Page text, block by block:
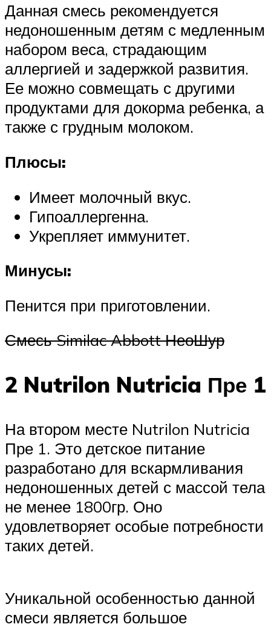
Данная смесь рекомендуется
недоношенным детям с медленным
набором веса, страдающим
аллергией и задержкой развития.
Ее можно совмещать с другими
продуктами для докорма ребенка, а
также с грудным молоком.
Плюсы:
Имеет молочный вкус.
Гипоаллергенна.
Укрепляет иммунитет.
Минусы:
Пенится при приготовлении.
Смесь Similac Abbott НеоШур
2 Nutrilon Nutricia Пре 1
На втором месте Nutrilon Nutricia
Пре 1. Это детское питание
разработано для вскармливания
недоношенных детей с массой тела
не менее 1800гр. Оно
удовлетворяет особые потребности
таких детей.
Уникальной особенностью данной
смеси является большое